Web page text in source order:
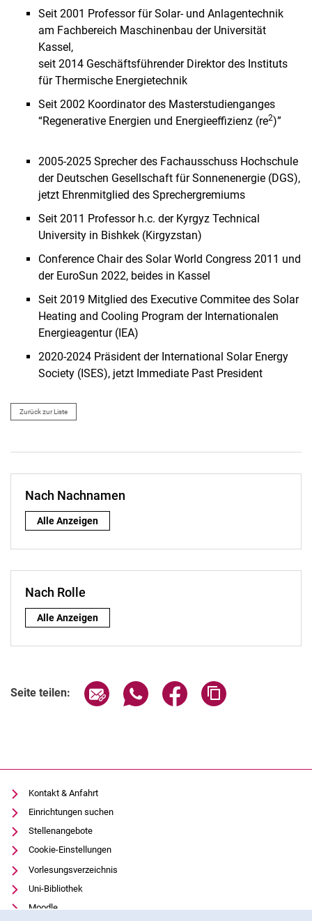
Seit 2001 Professor für Solar- und Anlagentechnik
am Fachbereich Maschinenbau der Universität
Kassel,
seit 2014 Geschäftsführender Direktor des Instituts
für Thermische Energietechnik
Seit 2002 Koordinator des Masterstudienganges
“Regenerative Energien und Energieeffizienz (re2)”
2005-2025 Sprecher des Fachausschuss Hochschule
der Deutschen Gesellschaft für Sonnenenergie (DGS),
jetzt Ehrenmitglied des Sprechergremiums
Seit 2011 Professor h.c. der Kyrgyz Technical
University in Bishkek (Kirgyzstan)
Conference Chair des Solar World Congress 2011 und
der EuroSun 2022, beides in Kassel
Seit 2019 Mitglied des Executive Commitee des Solar
Heating and Cooling Program der Internationalen
Energieagentur (IEA)
2020-2024 Präsident der International Solar Energy
Society (ISES), jetzt Immediate Past President
Zurück zur Liste
Nach Nachnamen
Nach Nachnamen:
Alle Anzeigen
Nach Rolle
Nach Rolle:
Alle Anzeigen
Seite teilen: Seite über E-Mail teilen
Seite über WhatsApp teilen
Seite über Facebook
Kontakt & Anfahrt
Einrichtungen suchen
Stellenangebote
Cookie-Einstellungen
Vorlesungsverzeichnis
Uni-Bibliothek
Moodle